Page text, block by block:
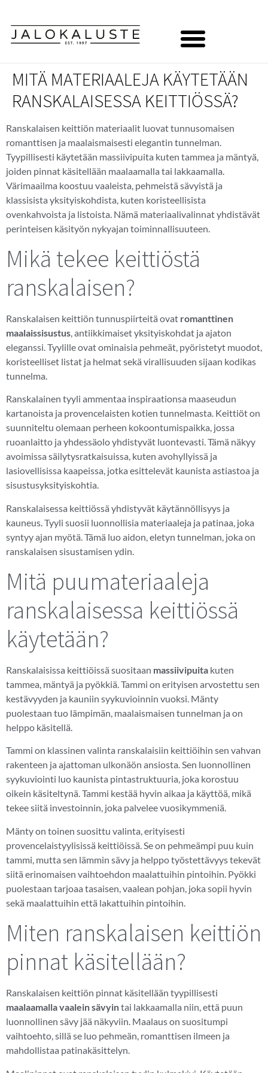
MITÄ MATERIAALEJA KÄYTETÄÄN
RANSKALAISESSA KEITTIÖSSÄ?
Ranskalaisen keittiön materiaalit luovat tunnusomaisen
romanttisen ja maalaismaisesti elegantin tunnelman.
Tyypillisesti käytetään massiivipuita kuten tammea ja mäntyä,
joiden pinnat käsitellään maalaamalla tai lakkaamalla.
Värimaailma koostuu vaaleista, pehmeistä sävyistä ja
klassisista yksityiskohdista, kuten koristeellisista
ovenkahvoista ja listoista. Nämä materiaalivalinnat yhdistävät
perinteisen käsityön nykyajan toiminnallisuuteen.
Mikä tekee keittiöstä
ranskalaisen?
Ranskalaisen keittiön tunnuspiirteitä ovat romanttinen
maalaissisustus, antiikkimaiset yksityiskohdat ja ajaton
eleganssi. Tyylille ovat ominaisia pehmeät, pyöristetyt muodot,
koristeelliset listat ja helmat sekä virallisuuden sijaan kodikas
tunnelma.
Ranskalainen tyyli ammentaa inspiraationsa maaseudun
kartanoista ja provencelaisten kotien tunnelmasta. Keittiöt on
suunniteltu olemaan perheen kokoontumispaikka, jossa
ruoanlaitto ja yhdessäolo yhdistyvät luontevasti. Tämä näkyy
avoimissa säilytysratkaisuissa, kuten avohyllyissä ja
lasiovellisissa kaapeissa, jotka esittelevät kaunista astiastoa ja
sisustusyksityiskohtia.
Ranskalaisessa keittiössä yhdistyvät käytännöllisyys ja
kauneus. Tyyli suosii luonnollisia materiaaleja ja patinaa, joka
syntyy ajan myötä. Tämä luo aidon, eletyn tunnelman, joka on
ranskalaisen sisustamisen ydin.
Mitä puumateriaaleja
ranskalaisessa keittiössä
käytetään?
Ranskalaisissa keittiöissä suositaan massiivipuita kuten
tammea, mäntyä ja pyökkiä. Tammi on erityisen arvostettu sen
kestävyyden ja kauniin syykuvioinnin vuoksi. Mänty
puolestaan tuo lämpimän, maalaismaisen tunnelman ja on
helppo käsitellä.
Tammi on klassinen valinta ranskalaisiin keittiöihin sen vahvan
rakenteen ja ajattoman ulkonäön ansiosta. Sen luonnollinen
syykuviointi luo kaunista pintastruktuuria, joka korostuu
oikein käsiteltynä. Tammi kestää hyvin aikaa ja käyttöä, mikä
tekee siitä investoinnin, joka palvelee vuosikymmeniä.
Mänty on toinen suosittu valinta, erityisesti
provencelaistyylisissä keittiöissä. Se on pehmeämpi puu kuin
tammi, mutta sen lämmin sävy ja helppo työstettävyys tekevät
siitä erinomaisen vaihtoehdon maalattuihin pintoihin. Pyökki
puolestaan tarjoaa tasaisen, vaalean pohjan, joka sopii hyvin
sekä maalattuihin että lakattuihin pintoihin.
Miten ranskalaisen keittiön
pinnat käsitellään?
Ranskalaisen keittiön pinnat käsitellään tyypillisesti
maalaamalla vaalein sävyintai lakkaamalla niin, että puun
luonnollinen sävy jää näkyviin. Maalaus on suositumpi
vaihtoehto, sillä se luo pehmeän, romanttisen ilmeen ja
mahdollistaa patinakäsittelyn.